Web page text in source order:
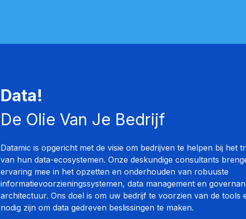
Data!
De Olie Van Je Bedrijf
Datamic is opgericht met de visie om bedrijven te helpen bij het
van hun data-ecosystemen. Onze deskundige consultants
ervaring mee in het opzetten en onderhouden van robuuste
informatievoorzieningssystemen, data management en
architectuur. Ons doel is om uw bedrijf te voorzien van de tools
nodig zijn om data gedreven beslissingen te maken.